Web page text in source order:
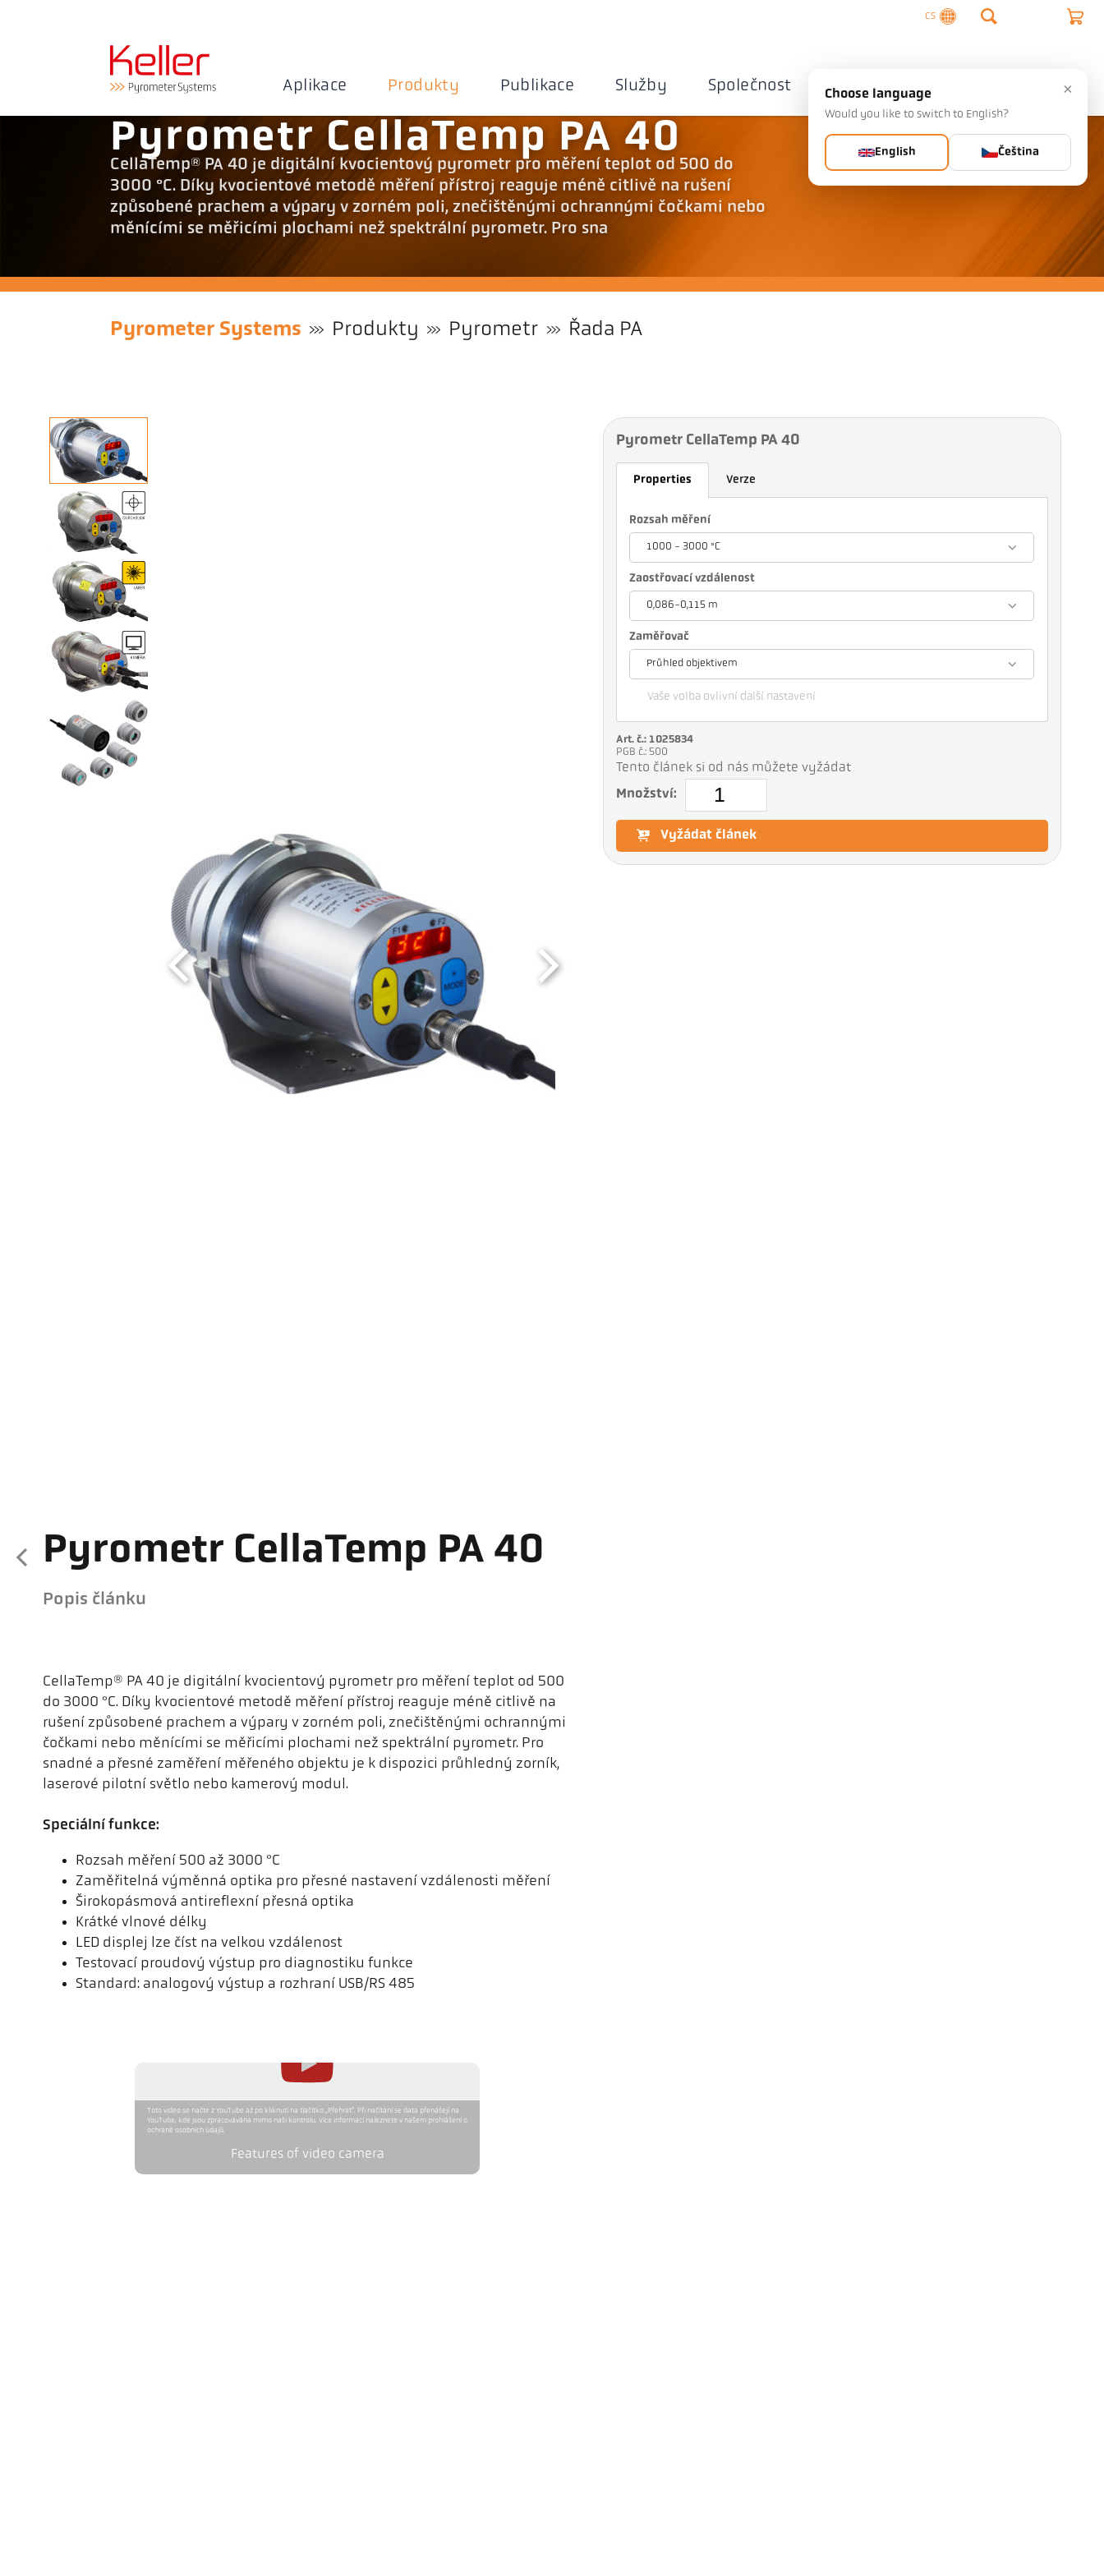
CS
Aplikace Produkty Publikace Služby Společnost Kontaktujte nás
Pyrometr CellaTemp PA 40
CellaTemp® PA 40 je digitální kvocientový pyrometr pro měření teplot od 500 do
3000 °C. Díky kvocientové metodě měření přístroj reaguje méně citlivě na rušení
způsobené prachem a výpary v zorném poli, znečištěnými ochrannými čočkami nebo
měnícími se měřicími plochami než spektrální pyrometr. Pro sna
Pyrometer Systems Produkty Pyrometr Řada PA
Pyrometr CellaTemp PA 40
Popis článku
CellaTemp® PA 40 je digitální kvocientový pyrometr pro měření teplot od 500
do 3000 °C. Díky kvocientové metodě měření přístroj reaguje méně citlivě na
rušení způsobené prachem a výpary v zorném poli, znečištěnými ochrannými
čočkami nebo měnícími se měřicími plochami než spektrální pyrometr. Pro
snadné a přesné zaměření měřeného objektu je k dispozici průhledný zorník,
laserové pilotní světlo nebo kamerový modul.
Speciální funkce:
Rozsah měření 500 až 3000 °C
Zaměřitelná výměnná optika pro přesné nastavení vzdálenosti měření
Širokopásmová antireflexní přesná optika
Krátké vlnové délky
LED displej lze číst na velkou vzdálenost
Testovací proudový výstup pro diagnostiku funkce
Standard: analogový výstup a rozhraní USB/RS 485
Toto video se načte z YouTube až po kliknutí na tlačítko „Přehrát“. Při načítání se data přenášejí na
YouTube, kde jsou zpracovávána mimo naši kontrolu. Více informací naleznete v našem prohlášení o
ochraně osobních údajů.
Features of video camera
Pyrometr CellaTemp PA 40
Properties Verze
Rozsah měření
1000 - 3000 °C
Zaostřovací vzdálenost
0,086-0,115 m
Zaměřovač
Průhled objektivem
Vaše volba ovlivní další nastavení
Art. č.: 1025834
PGB č.: 500
Tento článek si od nás můžete vyžádat
Množství:
Vyžádat článek
×
Choose language
Would you like to switch to English?
English Čeština